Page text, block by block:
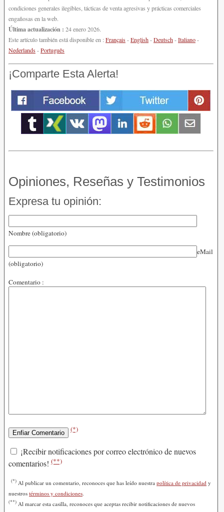
condiciones generales ilegibles, tácticas de venta agresivas y prácticas comerciales
engañosas en la web.
Última actualización : 24 enero 2026.
Este artículo también está disponible en :Français-English-Deutsch-Italiano-
Nederlands-Português
¡Comparte Esta Alerta!
Opiniones, Reseñas y Testimonios
Expresa tu opinión:
Nombre (obligatorio)
eMail
(obligatorio)
Comentario :
(*)
¡Recibir notificaciones por correo electrónico de nuevos
comentarios! (**)
(*) Al publicar un comentario, reconoces que has leído nuestra política de privacidad y
nuestros términos y condiciones.
(**) Al marcar esta casilla, reconoces que aceptas recibir notificaciones de nuevos